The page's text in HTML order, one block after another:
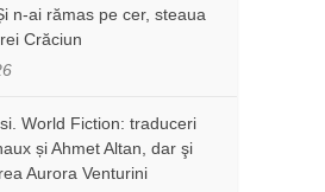
n-ai rămas pe cer, steaua
Crăciun
World Fiction: traduceri
și Ahmet Altan, dar şi
Aurora Venturini